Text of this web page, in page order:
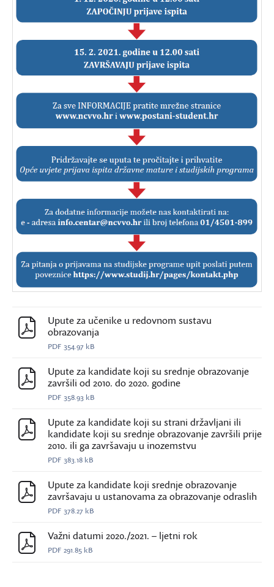
Upute za učenike u redovnom sustavu
obrazovanja
PDF 354.97 kB
Upute za kandidate koji su srednje obrazovanje
završili od 2010. do 2020. godine
PDF 358.93 kB
Upute za kandidate koji su strani državljani ili
kandidate koji su srednje obrazovanje završili prije
2010. ili ga završavaju u inozemstvu
PDF 383.18 kB
Upute za kandidate koji srednje obrazovanje
završavaju u ustanovama za obrazovanje odraslih
PDF 378.27 kB
Važni datumi 2020./2021. – ljetni rok
PDF 291.85 kB